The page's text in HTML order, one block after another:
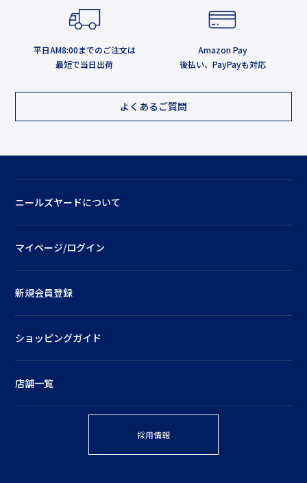
平日AM8:00までのご注文は
最短で当日出荷
Amazon Pay
後払い、PayPayも対応
よくあるご質問
ニールズヤードについて
マイページ/ログイン
新規会員登録
ショッピングガイド
店舗一覧
採用情報